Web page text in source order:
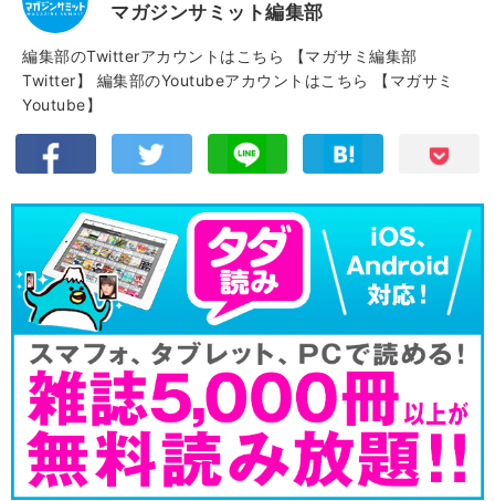
マガジンサミット編集部
編集部のTwitterアカウントはこちら
【マガサミ編集部
Twitter】
編集部のYoutubeアカウントはこちら
【マガサミ
Youtube】